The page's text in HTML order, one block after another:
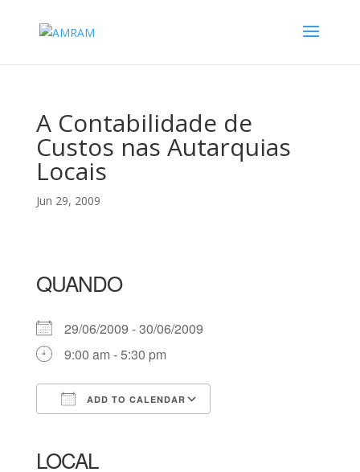
A Contabilidade de
Custos nas Autarquias
Locais
Jun 29, 2009
QUANDO
29/06/2009 - 30/06/2009
9:00 am - 5:30 pm
ADD TO CALENDAR
LOCAL